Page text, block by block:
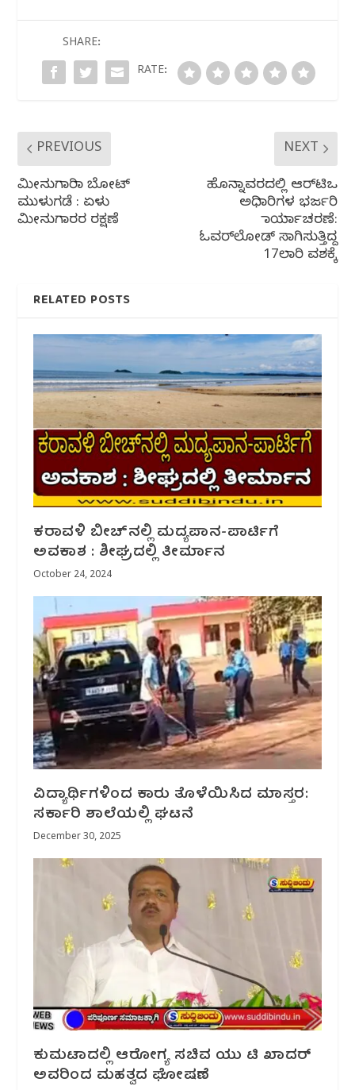
b
o
r A
p
ra
SHARE:
RATE:
PREVIOUS
ಮೀನುಗಾರಿಕಾ ಬೋಟ್
ಮುಳುಗಡೆ : ಏಳು
ಮೀನುಗಾರರ ರಕ್ಷಣೆ
NEXT
ಹೊನ್ನಾವರದಲ್ಲಿ ಆರ್‌ಟಿಒ
ಅಧಿಕಾರಿಗಳ ಭರ್ಜರಿ
ಕಾರ್ಯಾಚರಣೆ:
ಓವರ್‌ಲೋಡ್ ಸಾಗಿಸುತ್ತಿದ್ದ
17ಲಾರಿ ವಶಕ್ಕೆ
RELATED POSTS
ಕರಾವಳಿ ಬೀಚ್‌ನಲ್ಲಿ ಮದ್ಯಪಾನ-ಪಾರ್ಟಿಗೆ
ಅವಕಾಶ : ಶೀಘ್ರದಲ್ಲಿ ತೀರ್ಮಾನ
October 24, 2024
ವಿದ್ಯಾರ್ಥಿಗಳಿಂದ ಕಾರು ತೊಳೆಯಿಸಿದ ಮಾಸ್ತರ:
ಸರ್ಕಾರಿ ಶಾಲೆಯಲ್ಲಿ ಘಟನೆ
December 30, 2025
ಕುಮಟಾದಲ್ಲಿ ಆರೋಗ್ಯ ಸಚಿವ ಯು ಟಿ ಖಾದರ್
ಅವರಿಂದ ಮಹತ್ವದ ಘೋಷಣೆ